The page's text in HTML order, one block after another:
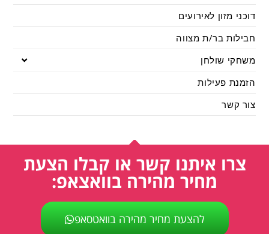
דוכני מזון לאירועים
חבילות בר/ת מצווה
משחקי שולחן
הזמנת פעילות
צור קשר
צרו איתנו קשר או קבלו הצעת
מחיר מהירה בוואצאפ:
להצעת מחיר מהירה בוואטסאפ